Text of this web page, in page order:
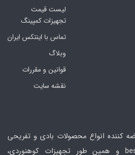
لیست قیمت
تجهیزات کمپینگ
تماس با اینتکس ایران
وبلاگ
قوانین و مقررات
نقشه سایت
کننده انواع محصولات بادی و تفریحی
برندهای intex و bestway و همین طور تجهیزات کوهنوردی،